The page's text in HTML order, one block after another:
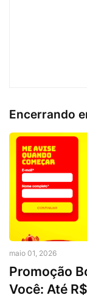
Encerrando
maio 01, 2026
Promoção
Você: Até